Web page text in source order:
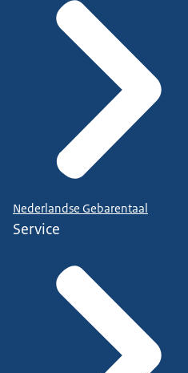
Nederlandse Gebarentaal
Service